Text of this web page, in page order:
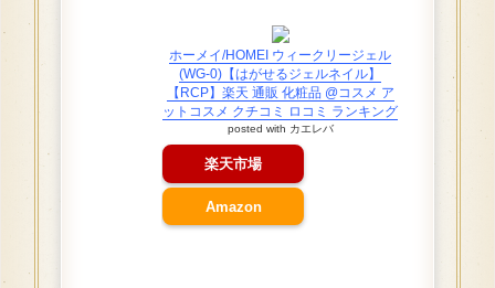
ホーメイ/HOMEI ウィークリージェル
(WG-0)【はがせるジェルネイル】
【RCP】楽天 通販 化粧品 @コスメ ア
ットコスメ クチコミ ロコミ ランキング
posted with カエレバ
楽天市場
Amazon